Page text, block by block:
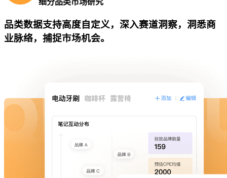
细分品类市场研究
品类数据支持高度自定义，深入赛道洞察，洞悉商
业脉络，捕捉市场机会。